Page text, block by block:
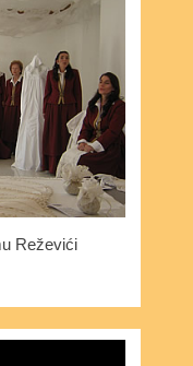
Reževići